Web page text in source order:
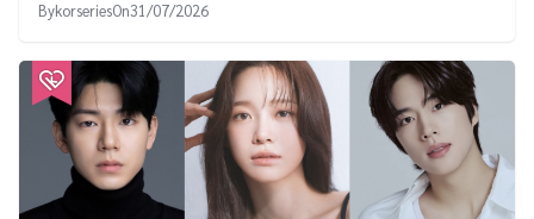
BykorseriesOn31/07/2026